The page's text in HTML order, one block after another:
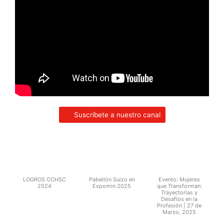
Suscríbete a nuestro canal
LOGROS CCHSC
2024
Pabellón Suizo en
Expomin 2025
Evento: Mujeres
que Transforman:
Trayectorias y
Desafíos en la
Profesión | 27 de
Marzo, 2025